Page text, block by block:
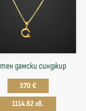
дамски синджир
570 €
1114.82 лв.